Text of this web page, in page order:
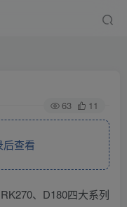
63 11
后查看
、D180四大系列